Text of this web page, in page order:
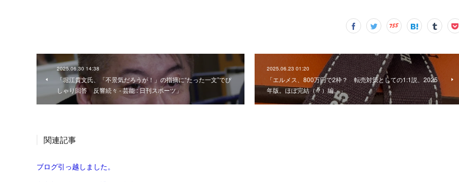
2025.06.30 14:38
「堀江貴文氏、「不景気だろうが！」の指摘に“たった一文”でぴ
しゃり回答 反響続々 - 芸能 : 日刊スポーツ」
2025.06.23 01:20
「エルメス、800万円で2枠？ 転売対策としての1:1説、2025
年版。ほぼ完結（？）編。」
関連記事
ブログ引っ越しました。